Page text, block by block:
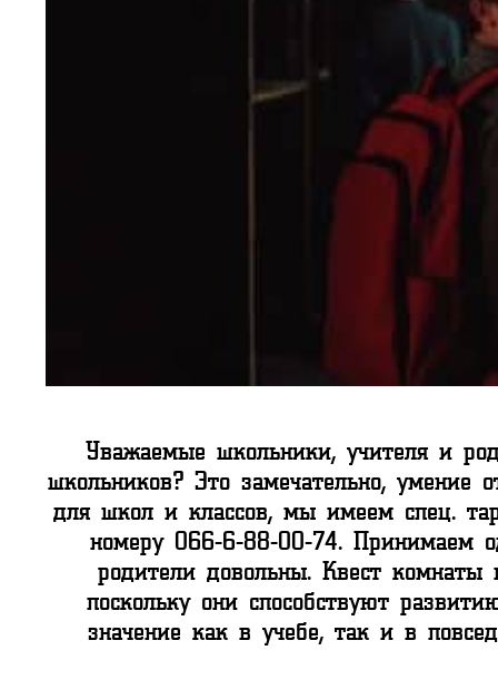
Уважаемые школьники, учителя и
школьников? Это замечательно, умение
для школ и классов, мы имеем спец.
номеру 066-6-88-00-74. Принимаем
родители довольны. Квест
поскольку они способствуют
значение как в учебе, так и в